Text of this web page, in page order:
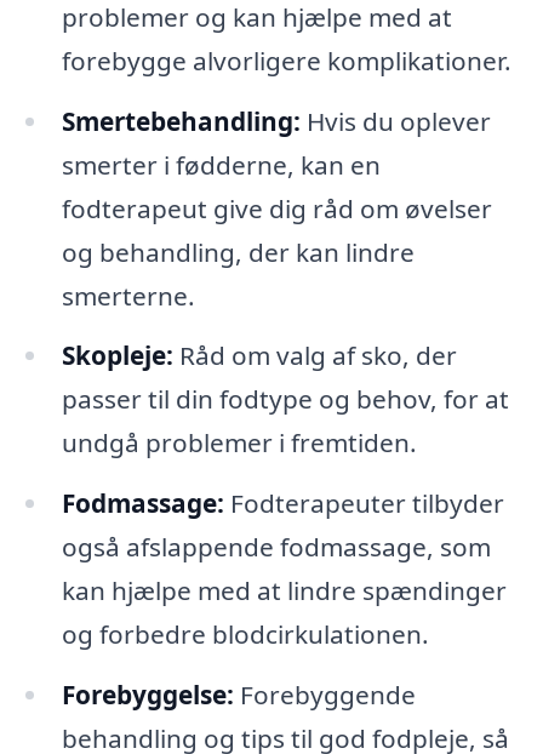
problemer og kan hjælpe med at
forebygge alvorligere komplikationer.
Smertebehandling: Hvis du oplever
smerter i fødderne, kan en
fodterapeut give dig råd om øvelser
og behandling, der kan lindre
smerterne.
Skopleje: Råd om valg af sko, der
passer til din fodtype og behov, for at
undgå problemer i fremtiden.
Fodmassage: Fodterapeuter tilbyder
også afslappende fodmassage, som
kan hjælpe med at lindre spændinger
og forbedre blodcirkulationen.
Forebyggelse: Forebyggende
behandling og tips til god fodpleje, så